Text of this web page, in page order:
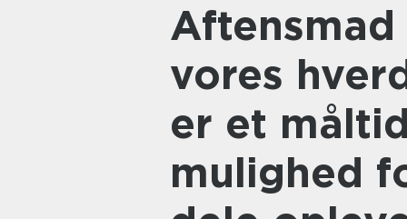
Aftensmad er en vigtig del af
vores
er et
mulighed